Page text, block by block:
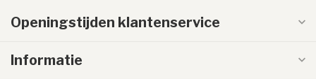
Openingstijden klantenservice
Informatie